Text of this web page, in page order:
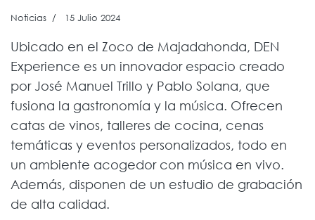
Noticias 15 Julio 2024
Ubicado en el Zoco de Majadahonda, DEN
Experience es un innovador espacio creado
por José Manuel Trillo y Pablo Solana, que
fusiona la gastronomía y la música. Ofrecen
catas de vinos, talleres de cocina, cenas
temáticas y eventos personalizados, todo en
un ambiente acogedor con música en vivo.
Además, disponen de un estudio de grabación
de alta calidad.